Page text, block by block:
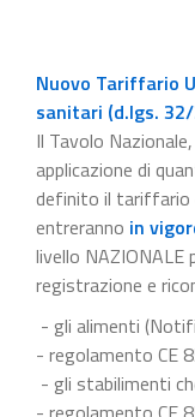
Nuovo Tariffario
sanitari (d.lgs.
Il Tavolo
applicazione di
definito il tariffario
entreranno in
livello NAZIONALE
registrazione e
- gli alimenti
- regolamento CE
- gli stabilimenti